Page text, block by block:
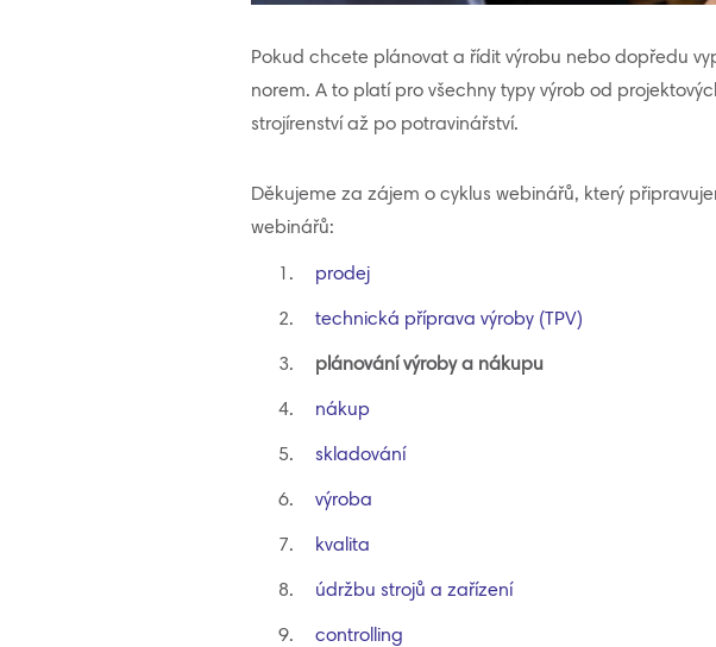
Pokud chcete plánovat a řídit výrobu nebo dopředu
norem. A to platí pro všechny typy výrob od
strojírenství až po potravinářství.
Děkujeme za zájem o cyklus webinářů, který
webinářů:
prodej
technická příprava výroby (TPV)
plánování výroby a nákupu
nákup
skladování
výroba
kvalita
údržbu strojů a zařízení
controlling